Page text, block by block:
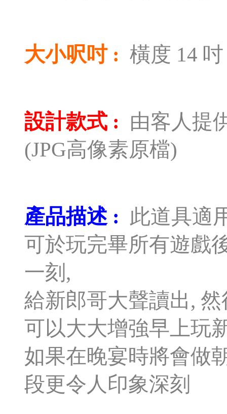
大小呎吋 : 橫度 14
設計款式 : 由客人提
(JPG高像素原檔)
產品描述 : 此道具適
可於玩完畢所有遊戲
一刻,
給新郎哥大聲讀出,
可以大大增強早上玩
如果在晚宴時將會做
段更令人印象深刻